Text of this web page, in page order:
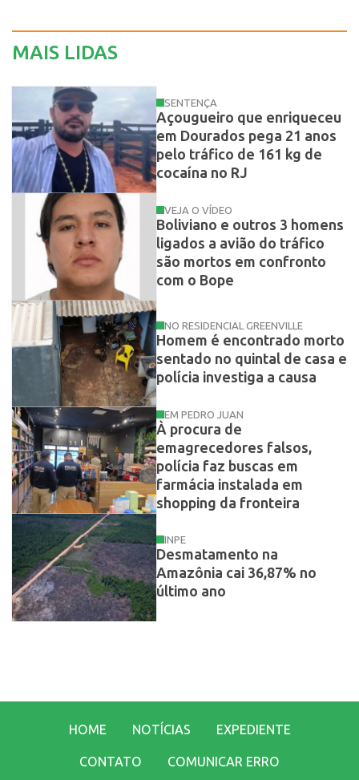
MAIS LIDAS
SENTENÇA
Açougueiro que enriqueceu
em Dourados pega 21 anos
pelo tráfico de 161 kg de
cocaína no RJ
VEJA O VÍDEO
Boliviano e outros 3 homens
ligados a avião do tráfico
são mortos em confronto
com o Bope
NO RESIDENCIAL GREENVILLE
Homem é encontrado morto
sentado no quintal de casa e
polícia investiga a causa
EM PEDRO JUAN
À procura de
emagrecedores falsos,
polícia faz buscas em
farmácia instalada em
shopping da fronteira
INPE
Desmatamento na
Amazônia cai 36,87% no
último ano
HOME NOTÍCIAS EXPEDIENTE
CONTATO COMUNICAR ERRO